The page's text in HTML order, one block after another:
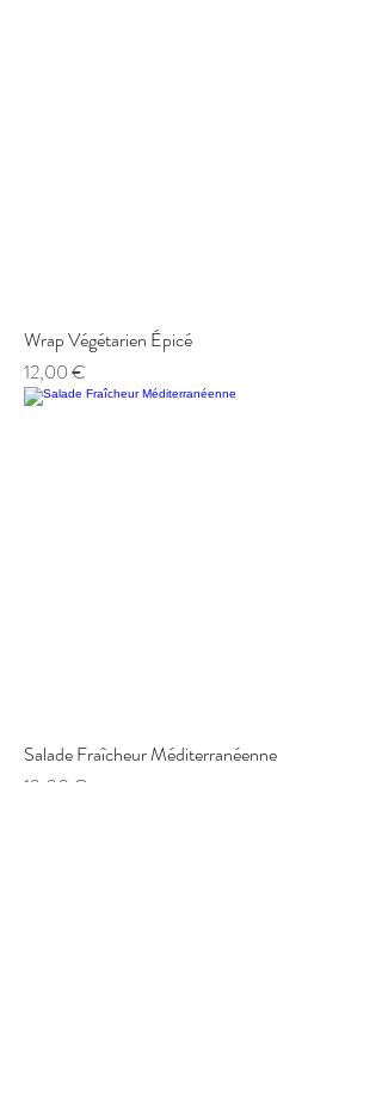
Wrap Végétarien Épicé
Prix
12,00 €
Salade Fraîcheur Méditerranéenne
Prix
13,00 €